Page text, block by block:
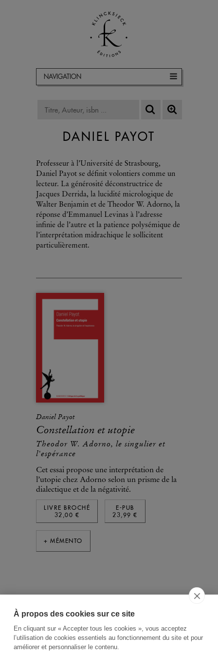
À propos des cookies sur ce site
En cliquant sur « Accepter tous les cookies », vous acceptez
l’utilisation de cookies essentiels au fonctionnement du site et pour
améliorer et personnaliser le contenu.
NAVIGATION
DANIEL PAYOT
Professeur à l’Université de Strasbourg,
Daniel Payot se définit volontiers comme un
lecteur. La générosité déconstructrice de
Jacques Derrida, la lucidité micrologique de
Walter Benjamin et de Theodor W. Adorno, la
réponse d’Emmanuel Levinas à l’adresse
infinie de l’autre et la patience polysémique de
l’interprétation midrachique le sollicitent
particulièrement.
Daniel Payot
Constellation et utopie
Theodor W. Adorno, le singulier et
l'espérance
Cet essai propose une interprétation de
l’utopie chez Adorno selon un prisme de la
dialectique et de la négativité.
LIVRE BROCHÉ
32,00 €
E-PUB
23,99 €
+ MÉMENTO
RECHERCHE THÉMATIQUE
RIGHTS & PERMISSIONS